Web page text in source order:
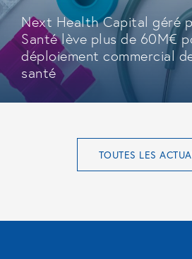
Next Health Capital géré
Santé lève plus de 60M€
déploiement commercial
santé
TOUTES LES